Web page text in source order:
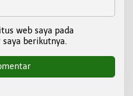
web saya pada
berikutnya.